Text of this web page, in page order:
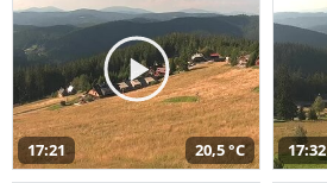
17:21 20,5 °C 17:32